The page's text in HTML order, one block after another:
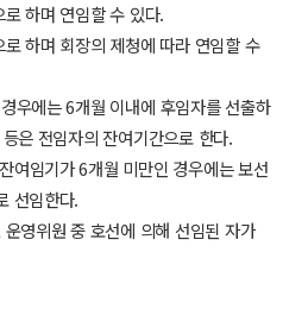
하며 연임할 수 있다.
하며 회장의 제청에 따라 연임할 수
우에는 6개월 이내에 후임자를 선출하
은 전임자의 잔여기간으로 한다.
임기가 6개월 미만인 경우에는 보선
선임한다.
영위원 중 호선에 의해 선임된 자가